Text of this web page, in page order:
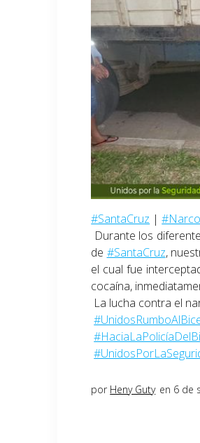
#SantaCruz |
Durante los
de #SantaCruz,
el cual fue
cocaína,
La lucha contra el
por Heny Guty en 6 de